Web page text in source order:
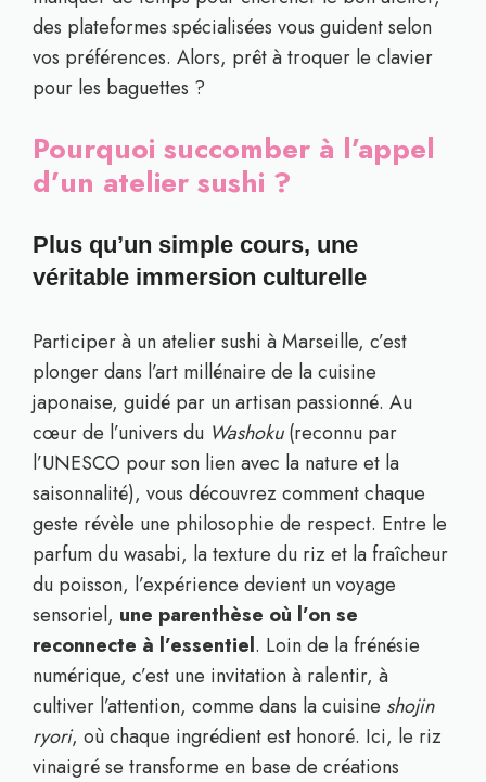
des plateformes spécialisées vous guident selon
vos préférences. Alors, prêt à troquer le clavier
pour les baguettes ?
Pourquoi succomber à l’appel
d’un atelier sushi ?
Plus qu’un simple cours, une
véritable immersion culturelle
Participer à un atelier sushi à Marseille, c’est
plonger dans l’art millénaire de la cuisine
japonaise, guidé par un artisan passionné. Au
cœur de l’univers du Washoku(reconnu par
l’UNESCO pour son lien avec la nature et la
saisonnalité), vous découvrez comment chaque
geste révèle une philosophie de respect. Entre le
parfum du wasabi, la texture du riz et la fraîcheur
du poisson, l’expérience devient un voyage
sensoriel, une parenthèse où l’on se
reconnecte à l’essentiel. Loin de la frénésie
numérique, c’est une invitation à ralentir, à
cultiver l’attention, comme dans la cuisine shojin
ryori, où chaque ingrédient est honoré. Ici, le riz
vinaigré se transforme en base de créations